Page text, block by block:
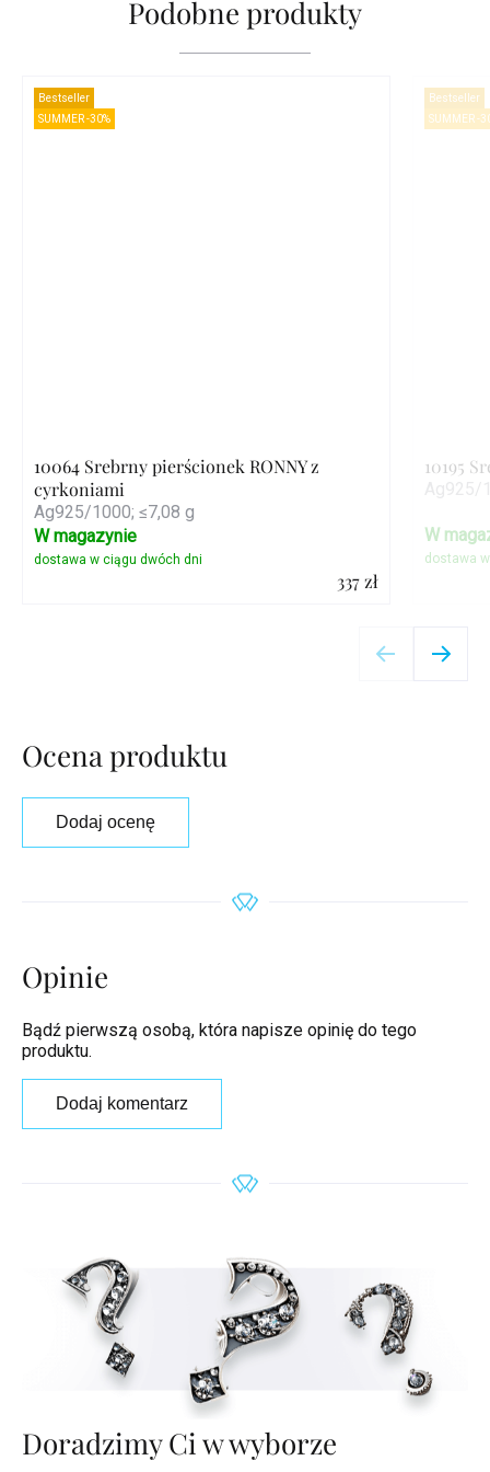
Podobne produkty
Bestseller
SUMMER -30%
10064 Srebrny pierścionek RONNY z
cyrkoniami
Ag925/1000; ≤7,08 g
337 zł
W magazynie
Bestseller
SUMMER -
10195
W
Ocena produktu
Dodaj ocenę
Opinie
Bądź pierwszą osobą, która napisze opinię do tego
produktu.
Dodaj komentarz
Doradzimy Ci w wyborze